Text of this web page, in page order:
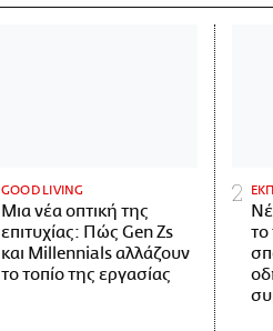
GOOD LIVING
Μια νέα οπτική της
επιτυχίας: Πώς Gen Zs
και Millennials αλλάζουν
το τοπίο της εργασίας
το